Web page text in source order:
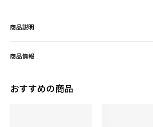
商品説明
商品情報
おすすめの商品